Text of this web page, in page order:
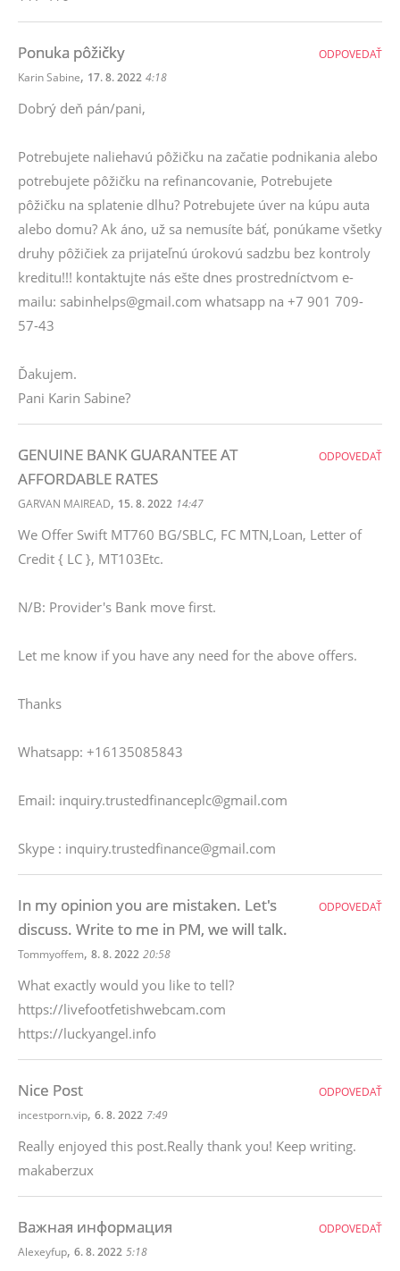
Ponuka pôžičky
Karin Sabine, 17. 8. 2022 4:18
Dobrý deň pán/pani,
Potrebujete naliehavú pôžičku na začatie podnikania alebo
potrebujete pôžičku na refinancovanie, Potrebujete
pôžičku na splatenie dlhu? Potrebujete úver na kúpu auta
alebo domu? Ak áno, už sa nemusíte báť, ponúkame všetky
druhy pôžičiek za prijateľnú úrokovú sadzbu bez kontroly
kreditu!!! kontaktujte nás ešte dnes prostredníctvom e-
mailu: sabinhelps@gmail.com whatsapp na +7 901 709-
57-43
Ďakujem.
Pani Karin Sabine?
ODPOVEDAŤ
GENUINE BANK GUARANTEE AT
AFFORDABLE RATES
GARVAN MAIREAD, 15. 8. 2022 14:47
We Offer Swift MT760 BG/SBLC, FC MTN,Loan, Letter of
Credit { LC }, MT103Etc.
N/B: Provider's Bank move first.
Let me know if you have any need for the above offers.
Thanks
Whatsapp: +16135085843
Email: inquiry.trustedfinanceplc@gmail.com
Skype : inquiry.trustedfinance@gmail.com
ODPOVEDAŤ
In my opinion you are mistaken. Let's
discuss. Write to me in PM, we will talk.
Tommyoffem, 8. 8. 2022 20:58
What exactly would you like to tell?
https://livefootfetishwebcam.com
https://luckyangel.info
ODPOVEDAŤ
Nice Post
incestporn.vip, 6. 8. 2022 7:49
Really enjoyed this post.Really thank you! Keep writing.
makaberzux
ODPOVEDAŤ
Важная информация
Alexeyfup, 6. 8. 2022 5:18
ODPOVEDAŤ